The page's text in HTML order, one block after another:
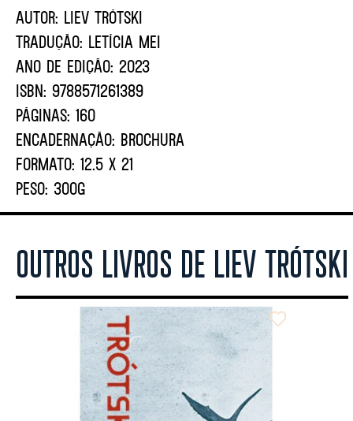
AUTOR: LIEV TRÓTSKI
TRADUÇÃO: LETÍCIA MEI
ANO DE EDIÇÃO: 2023
ISBN: 9788571261389
PÁGINAS: 160
ENCADERNAÇÃO: BROCHURA
FORMATO: 12.5 X 21
PESO: 300G
OUTROS LIVROS DE LIEV TRÓTSKI